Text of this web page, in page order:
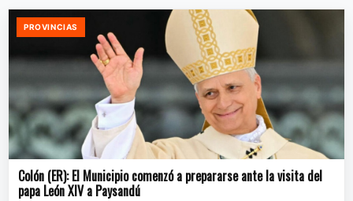
PROVINCIAS
Colón (ER): El Municipio comenzó a prepararse ante la visita del
papa León XIV a Paysandú